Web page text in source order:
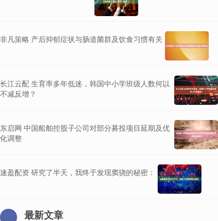
非凡策略 产后抑郁症状与肠道菌群及饮食习惯有关
长江云配 生育率多年低迷，韩国中小学班级人数何以
不减反增？
东启网 中国船舶控股子公司对部分募投项目延期及优
化调整
速盈配资 研究了半天，我终于发现窦骁的秘密：
最新文章